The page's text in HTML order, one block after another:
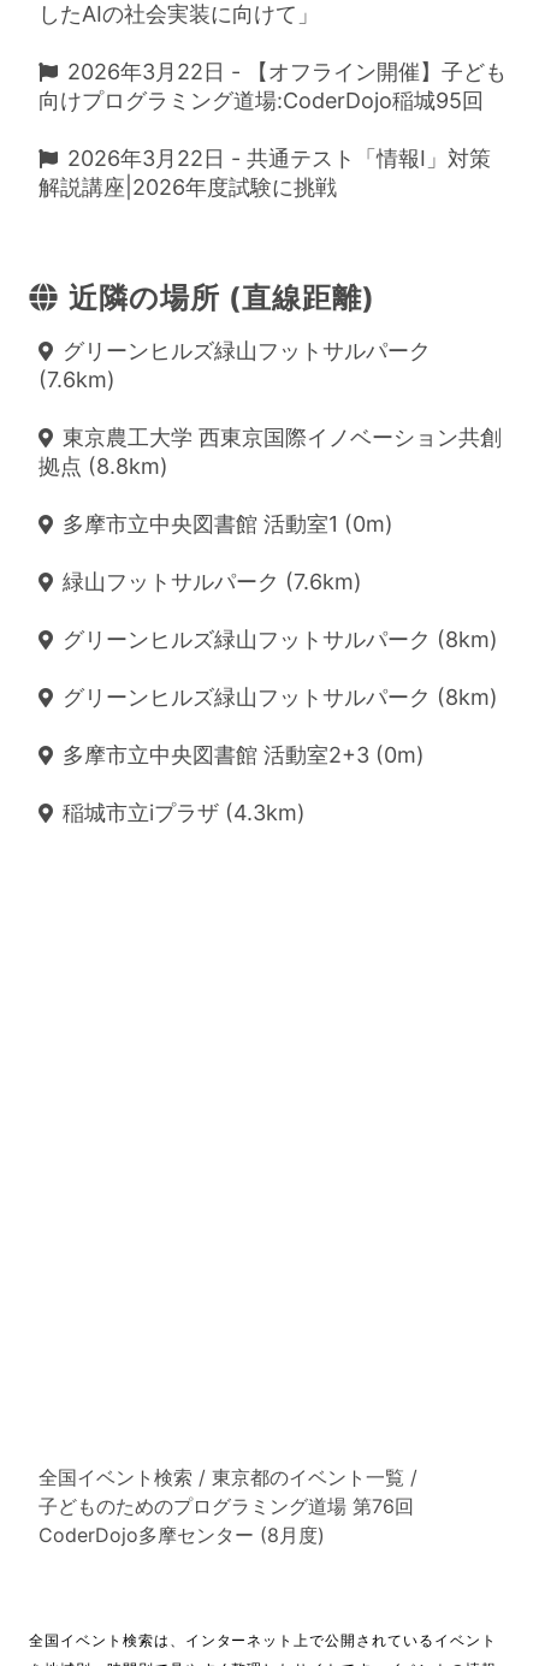
したAIの社会実装に向けて」
2026年3月22日 - 【オフライン開催】子ども
向けプログラミング道場:CoderDojo稲城95回
2026年3月22日 - 共通テスト「情報I」対策
解説講座|2026年度試験に挑戦
近隣の場所 (直線距離)
グリーンヒルズ緑山フットサルパーク
(7.6km)
東京農工大学 西東京国際イノベーション共創
拠点 (8.8km)
多摩市立中央図書館 活動室1 (0m)
緑山フットサルパーク (7.6km)
グリーンヒルズ緑山フットサルパーク (8km)
グリーンヒルズ緑山フットサルパーク (8km)
多摩市立中央図書館 活動室2+3 (0m)
稲城市立iプラザ (4.3km)
全国イベント検索 / 東京都のイベント一覧 /
子どものためのプログラミング道場 第76回
CoderDojo多摩センター (8月度)
全国イベント検索は、インターネット上で公開されているイベント